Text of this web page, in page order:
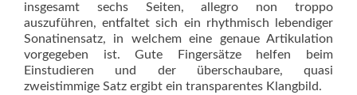
insgesamt sechs Seiten, allegro non troppo
auszuführen, entfaltet sich ein rhythmisch lebendiger
Sonatinensatz, in welchem eine genaue Artikulation
vorgegeben ist. Gute Fingersätze helfen beim
Einstudieren und der überschaubare, quasi
zweistimmige Satz ergibt ein transparentes Klangbild.